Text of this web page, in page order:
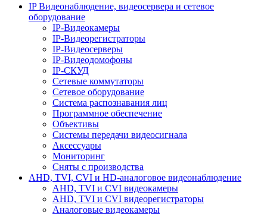
IP Видеонаблюдение, видеосервера и сетевое
оборудование
IP-Видеокамеры
IP-Видеорегистраторы
IP-Видеосерверы
IP-Видеодомофоны
IP-СКУД
Сетевые коммутаторы
Сетевое оборудование
Система распознавания лиц
Программное обеспечение
Объективы
Системы передачи видеосигнала
Аксессуары
Мониторинг
Сняты с производства
AHD, TVI, CVI и HD-аналоговое видеонаблюдение
AHD, TVI и CVI видеокамеры
AHD, TVI и CVI видеорегистраторы
Аналоговые видеокамеры